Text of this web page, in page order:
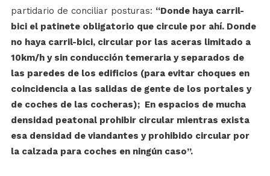
partidario de conciliar posturas: “Donde haya carril-
bici el patinete obligatorio que circule por ahí. Donde
no haya carril-bici, circular por las aceras limitado a
10km/h y sin conducción temeraria y separados de
las paredes de los edificios (para evitar choques en
coincidencia a las salidas de gente de los portales y
de coches de las cocheras); En espacios de mucha
densidad peatonal prohibir circular mientras exista
esa densidad de viandantes y prohibido circular por
la calzada para coches en ningún caso”.